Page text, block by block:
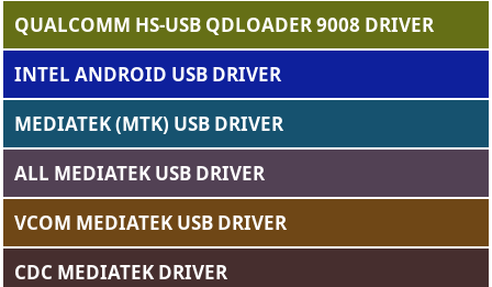
QUALCOMM HS-USB QDLOADER 9008 DRIVER
INTEL ANDROID USB DRIVER
MEDIATEK (MTK) USB DRIVER
ALL MEDIATEK USB DRIVER
VCOM MEDIATEK USB DRIVER
CDC MEDIATEK DRIVER